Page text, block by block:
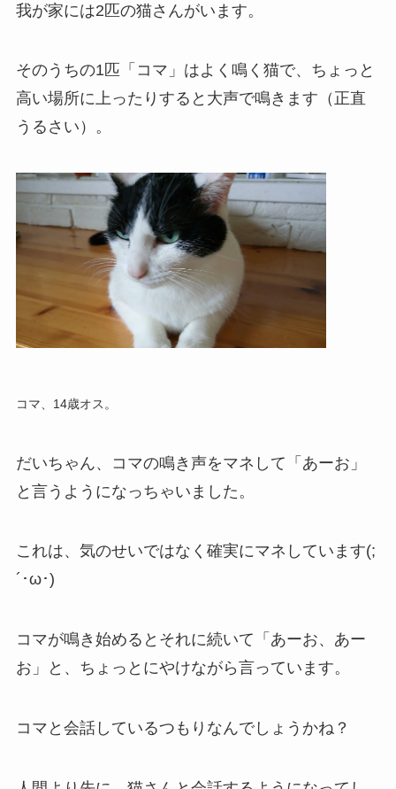
我が家には2匹の猫さんがいます。
そのうちの1匹「コマ」はよく鳴く猫で、ちょっと
高い場所に上ったりすると大声で鳴きます（正直
うるさい）。
コマ、14歳オス。
だいちゃん、コマの鳴き声をマネして「あーお」
と言うようになっちゃいました。
これは、気のせいではなく確実にマネしています(;
´･ω･)
コマが鳴き始めるとそれに続いて「あーお、あー
お」と、ちょっとにやけながら言っています。
コマと会話しているつもりなんでしょうかね？